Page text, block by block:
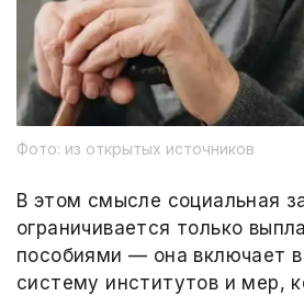
Фото: из открытых источников
В этом смысле социальная
ограничивается только
пособиями — она включает
систему институтов и мер,